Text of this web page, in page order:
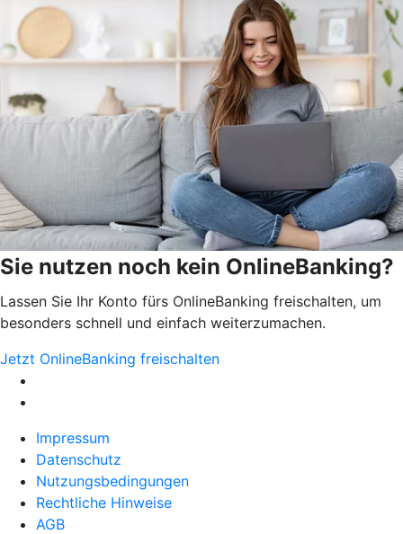
Sie nutzen noch kein OnlineBanking?
Lassen Sie Ihr Konto fürs OnlineBanking freischalten, um
besonders schnell und einfach weiterzumachen.
Jetzt OnlineBanking freischalten
Impressum
Datenschutz
Nutzungsbedingungen
Rechtliche Hinweise
AGB